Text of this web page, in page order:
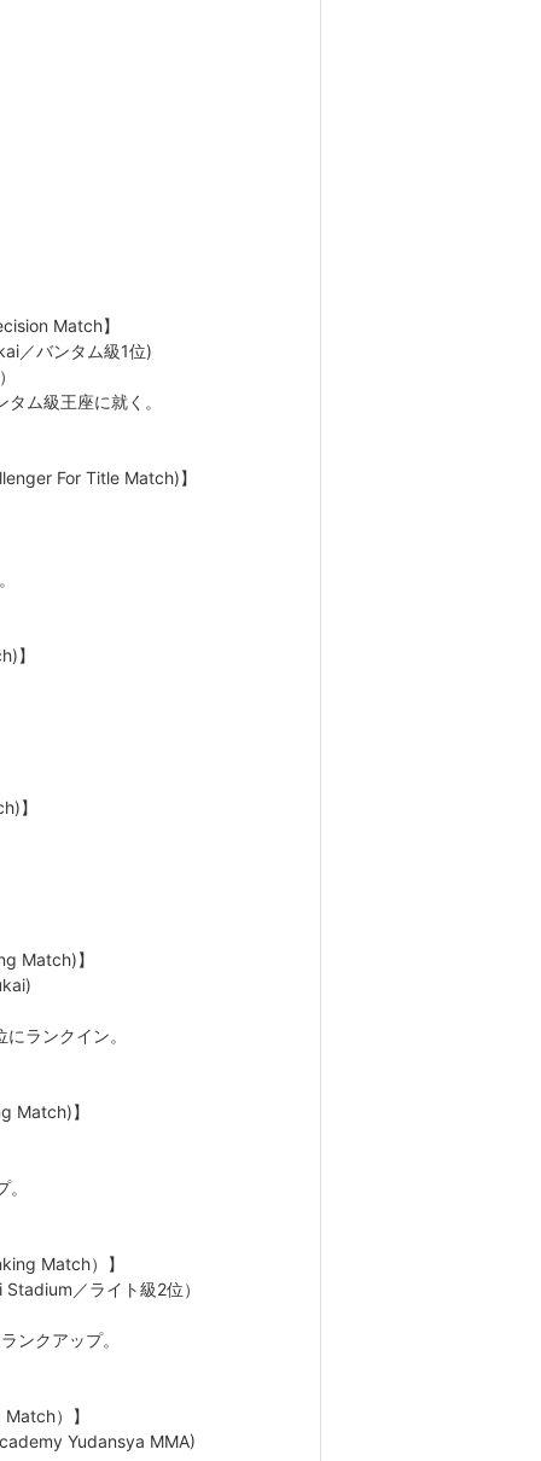
Match】
／バンタム級1位)
ム級王座に就く。
For Title Match)】
】
】
Match)】
ランクイン。
Match)】
Match）】
／ライト級2位）
ンクアップ。
）】
Yudansya MMA)